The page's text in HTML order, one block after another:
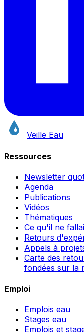
Veille Eau
Ressources
Newsletter
Agenda
Publications
Vidéos
Thématiques
Ce qu'il ne
Retours
Appels à
Carte des
fondées sur la
Emploi
Emplois eau
Stages eau
Emplois et